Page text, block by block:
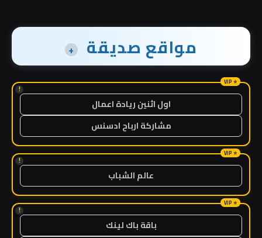
مواقع صديقة +
!
اول اثنين ريادة اعمال
مشاركة ارباح ادسنس
!
عالم الشباب
!
باقة باك لينك